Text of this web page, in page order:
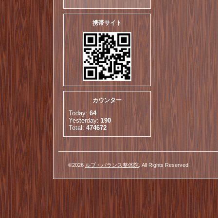
携帯サイト
カウンター
Today: 64
Yesterday: 190
Total: 474672
©2026 ルブ・バランス整体院 . All Rights Reserved.